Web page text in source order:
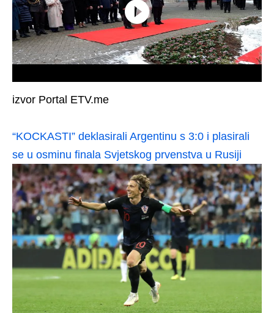
izvor Portal ETV.me
“KOCKASTI” deklasirali Argentinu s 3:0 i plasirali
se u osminu finala Svjetskog prvenstva u Rusiji